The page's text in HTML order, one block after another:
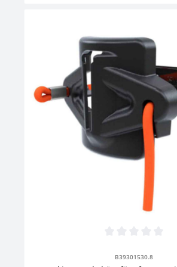
Leitkegeln und PfostenGröße: L 13,1 x B
cmMaterial: KunststoffFarbe:
B39301530.8